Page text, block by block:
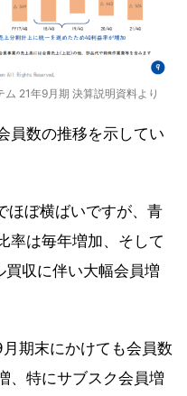
21年9月期 決算説明資料より
員数の推移を示してい
ほぼ横ばいですが、青
率は毎年増加、そして
収に伴い大幅会員増
期末にかけても会員数
、特にサブスク会員増